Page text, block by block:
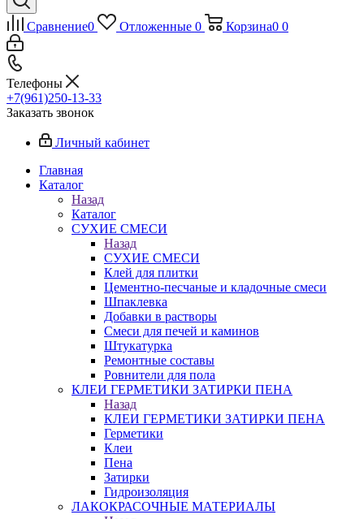
Сравнение0 Отложенные 0 Корзина0 0
Телефоны
+7(961)250-13-33
Заказать звонок
Личный кабинет
Главная
Каталог
Назад
Каталог
СУХИЕ СМЕСИ
Назад
СУХИЕ СМЕСИ
Клей для плитки
Цементно-песчаные и кладочные смеси
Шпаклевка
Добавки в растворы
Смеси для печей и каминов
Штукатурка
Ремонтные составы
Ровнители для пола
КЛЕИ ГЕРМЕТИКИ ЗАТИРКИ ПЕНА
Назад
КЛЕИ ГЕРМЕТИКИ ЗАТИРКИ ПЕНА
Герметики
Клеи
Пена
Затирки
Гидроизоляция
ЛАКОКРАСОЧНЫЕ МАТЕРИАЛЫ